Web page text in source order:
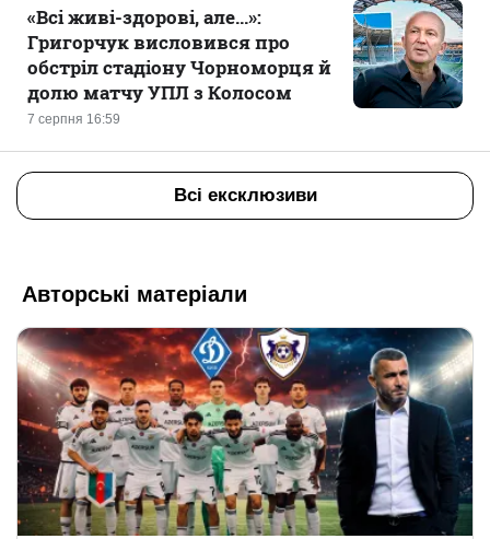
7 серпня 16:59
«Всі живі-здорові, але...»:
Григорчук висловився про
обстріл стадіону Чорноморця й
долю матчу УПЛ з Колосом
Всі ексклюзиви
Авторські матеріали